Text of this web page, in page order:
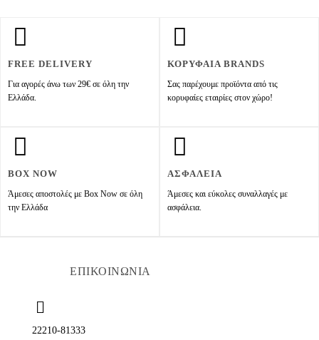
FREE DELIVERY
Για αγορές άνω των 29€ σε όλη την
Ελλάδα.
ΚΟΡΥΦΑΙΑ BRANDS
Σας παρέχουμε προϊόντα από τις
κορυφαίες εταιρίες στον χώρο!
BOX NOW
Άμεσες αποστολές με Box Now σε όλη
την Ελλάδα
ΑΣΦΑΛΕΙΑ
Άμεσες και εύκολες συναλλαγές με
ασφάλεια.
ΕΠΙΚΟΙΝΩΝΙΑ
22210-81333